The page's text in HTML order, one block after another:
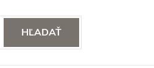
HĽADAŤ